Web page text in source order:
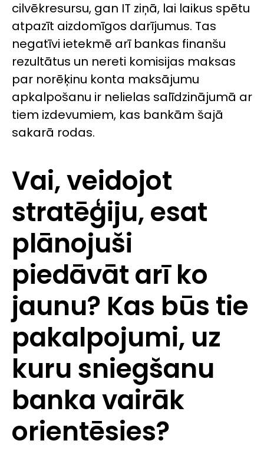
cilvēkresursu, gan IT ziņā, lai laikus spētu
atpazīt aizdomīgos darījumus. Tas
negatīvi ietekmē arī bankas finanšu
rezultātus un nereti komisijas maksas
par norēķinu konta maksājumu
apkalpošanu ir nelielas salīdzinājumā ar
tiem izdevumiem, kas bankām šajā
sakarā rodas.
Vai, veidojot
stratēģiju, esat
plānojuši
piedāvāt arī ko
jaunu? Kas būs tie
pakalpojumi, uz
kuru sniegšanu
banka vairāk
orientēsies?